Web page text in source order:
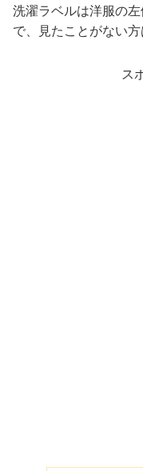
洗濯ラベルは洋服の
で、見たことがない
ス